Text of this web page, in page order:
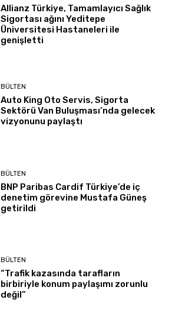
Allianz Türkiye, Tamamlayıcı Sağlık
Sigortası ağını Yeditepe
Üniversitesi Hastaneleri ile
genişletti
BÜLTEN
Auto King Oto Servis, Sigorta
Sektörü Van Buluşması’nda gelecek
vizyonunu paylaştı
BÜLTEN
BNP Paribas Cardif Türkiye’de iç
denetim görevine Mustafa Güneş
getirildi
BÜLTEN
“Trafik kazasında tarafların
birbiriyle konum paylaşımı zorunlu
değil”